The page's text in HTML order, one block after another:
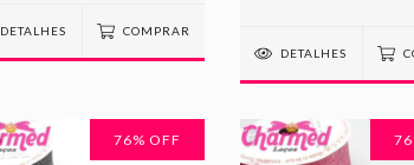
DETALHES COMPRAR
DETALHES
76% OFF 76